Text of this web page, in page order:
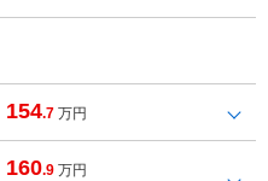
154.7 万円
160.9 万円